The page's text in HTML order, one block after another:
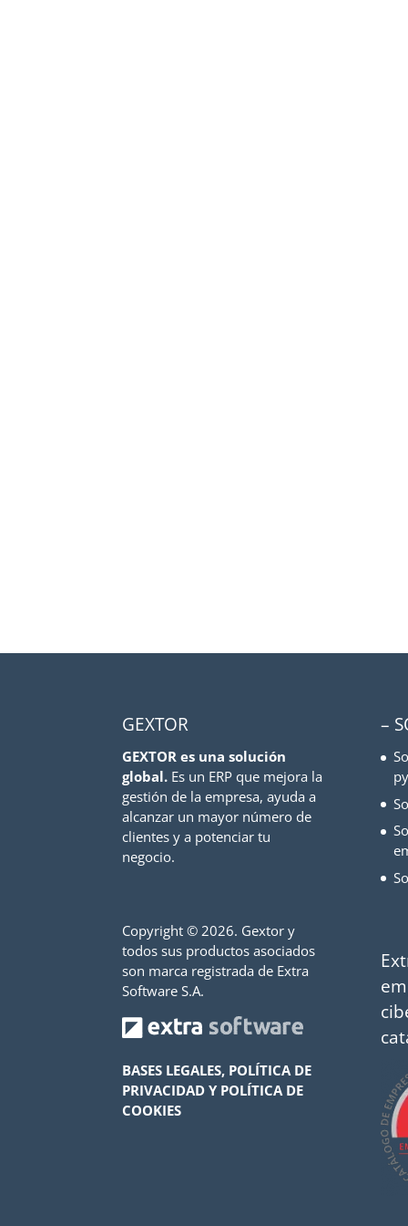
GEXTOR
GEXTOR es una solución
global. Es un ERP que mejora la
gestión de la empresa, ayuda a
alcanzar un mayor número de
clientes y a potenciar tu
negocio.
Copyright ©2026. Gextor y
todos sus productos asociados
son marca registrada de Extra
Software S.A.
BASES LEGALES, POLÍTICA DE
PRIVACIDAD Y POLÍTICA DE
COOKIES
–